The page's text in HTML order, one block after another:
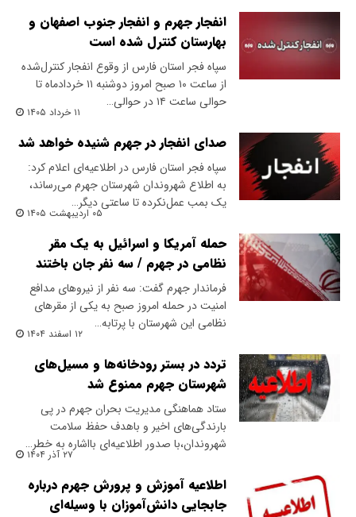
انفجار جهرم و انفجار جنوب اصفهان و
بهارستان کنترل شده است
سپاه فجر استان فارس از وقوع انفجار کنترل‌شده
از ساعت ۱۰ صبح امروز دوشنبه ۱۱ خردادماه تا
حوالی ساعت ۱۴ در حوالی…
۱۱ خرداد ۱۴۰۵
صدای انفجار در جهرم شنیده خواهد شد
سپاه فجر استان فارس در اطلاعیه‌ای اعلام کرد:
به اطلاع شهروندان شهرستان جهرم می‌رساند،
یک بمب عمل‌نکرده تا ساعتی دیگر…
۰۵ اردیبهشت ۱۴۰۵
حمله آمریکا و اسرائیل به یک مقر
نظامی در جهرم / سه نفر جان باختند
فرماندار جهرم گفت: سه نفر از نیروهای مدافع
امنیت در حمله امروز صبح به یکی از مقرهای
نظامی این شهرستان با پرتابه…
۱۲ اسفند ۱۴۰۴
تردد در بستر رودخانه‌ها و مسیل‌های
شهرستان جهرم ممنوع شد
ستاد هماهنگی مدیریت بحران جهرم در پی
بارندگی‌های اخیر و باهدف حفظ سلامت
شهروندان،با صدور اطلاعیه‌ای بااشاره به خطر…
۲۷ آذر ۱۴۰۴
اطلاعیه آموزش و پرورش جهرم درباره
جابجایی دانش‌آموزان با وسیله‌ای